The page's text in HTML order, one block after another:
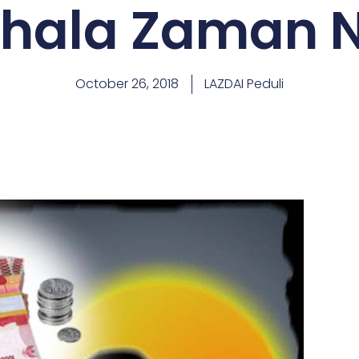
Zaman
October 26, 2018 LAZDAI Peduli